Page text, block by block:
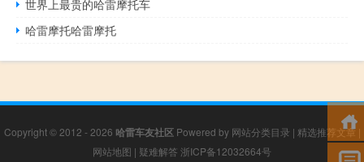
世界上最贵的哈雷摩托车
哈雷摩托哈雷摩托
Copyright © 2012 - 2026 哈雷车友社区Powered by 网站分类目录 | 精选推荐文章|
网站地图 | 疑难解答 浙ICP备12032664号